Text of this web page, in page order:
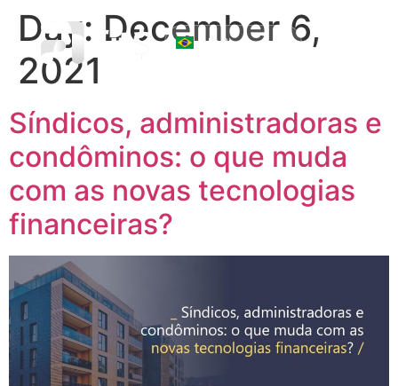
Day: December 6,
2021
Síndicos, administradoras e
condôminos: o que muda
com as novas tecnologias
financeiras?